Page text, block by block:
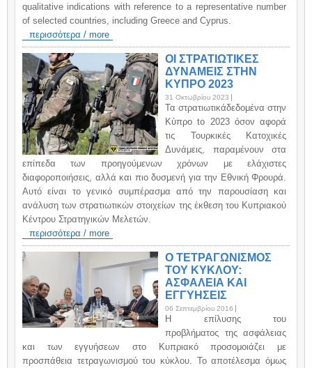
qualitative indications with reference to a representative number
of selected countries, including Greece and Cyprus.
περισσότερα / more
ΟΙ ΣΤΡΑΤΙΩΤΙΚΕΣ
ΔΥΝΑΜΕΙΣ ΣΤΗΝ
ΚΥΠΡΟ 2023
31 Οκτωβρίου 2023
Τα στρατιωτικάδεδομένα στην
Κύπρο to 2023 όσον αφορά
τις Τουρκικές Κατοχικές
Δυνάμεις, παραμένουν στα
επίπεδα των προηγούμενων χρόνων με ελάχιστες
διαφοροποιήσεις, αλλά και πιο δυσμενή για την Εθνική Φρουρά.
Αυτό είναι το γενικό συμπέρασμα από την παρουσίαση και
ανάλυση των στρατιωτικών στοιχείων της έκθεση του Κυπριακού
Κέντρου Στρατηγικών Μελετών.
περισσότερα / more
Ο ΤΕΤΡΑΓΩΝΙΣΜΟΣ
ΤΟΥ ΚΥΚΛΟΥ:
ΑΣΦΑΛΕΙΑ ΚΑΙ
ΕΓΓΥΗΣΕΙΣ
06 Σεπτεμβρίου 2016
H επίλυσης του
προβλήματος της ασφάλειας
και των εγγυήσεων στο Κυπριακό προσομοιάζει με
προσπάθεια τετραγωνισμού του κύκλου. Το αποτέλεσμα όμως